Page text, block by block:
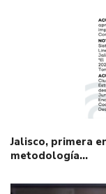
Jalisco, primera
metodología…